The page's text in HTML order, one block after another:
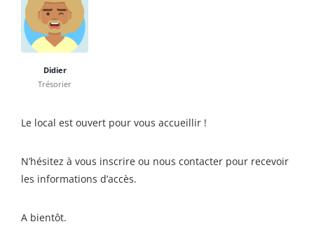
Didier
Trésorier
Le local est ouvert pour vous accueillir !
N’hésitez à vous inscrire ou nous contacter pour recevoir
les informations d’accès.
A bientôt.